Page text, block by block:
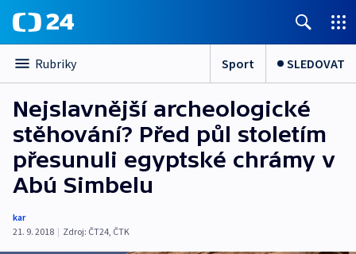
Rubriky Sport SLEDOVAT
Nejslavnější archeologické
stěhování? Před půl stoletím
přesunuli egyptské chrámy v
Abú Simbelu
kar
21. 9. 2018 | Zdroj: ČT24, ČTK